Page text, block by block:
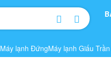
Máy lạnh ĐứngMáy lạnh Giấu